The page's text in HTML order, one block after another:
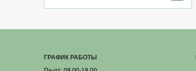
ГРАФИК РАБОТЫ